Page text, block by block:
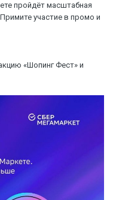
пройдёт масштабная
участие в промо и
«Шопинг Фест» и